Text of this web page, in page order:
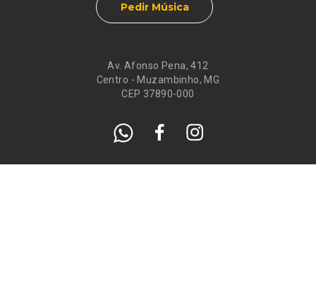
Av. Afonso Pena, 412
Centro - Muzambinho, MG
CEP 37890-000
Pedir Música